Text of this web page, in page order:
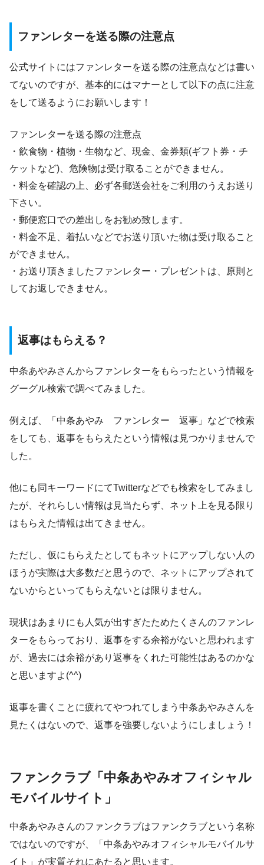
ファンレターを送る際の注意点
公式サイトにはファンレターを送る際の注意点などは書い
てないのですが、基本的にはマナーとして以下の点に注意
をして送るようにお願いします！
ファンレターを送る際の注意点
・飲食物・植物・生物など、現金、金券類(ギフト券・チ
ケットなど)、危険物は受け取ることができません。
・料金を確認の上、必ず各郵送会社をご利用のうえお送り
下さい。
・郵便窓口での差出しをお勧め致します。
・料金不足、着払いなどでお送り頂いた物は受け取ること
ができません。
・お送り頂きましたファンレター・プレゼントは、原則と
してお返しできません。
返事はもらえる？
中条あやみさんからファンレターをもらったという情報を
グーグル検索で調べてみました。
例えば、「中条あやみ ファンレター 返事」などで検索
をしても、返事をもらえたという情報は見つかりませんで
した。
他にも同キーワードにてTwitterなどでも検索をしてみまし
たが、それらしい情報は見当たらず、ネット上を見る限り
はもらえた情報は出てきません。
ただし、仮にもらえたとしてもネットにアップしない人の
ほうが実際は大多数だと思うので、ネットにアップされて
ないからといってもらえないとは限りません。
現状はあまりにも人気が出すぎたためたくさんのファンレ
ターをもらっており、返事をする余裕がないと思われます
が、過去には余裕があり返事をくれた可能性はあるのかな
と思いますよ(^^)
返事を書くことに疲れてやつれてしまう中条あやみさんを
見たくはないので、返事を強要しないようにしましょう！
ファンクラブ「中条あやみオフィシャル
モバイルサイト」
中条あやみさんのファンクラブはファンクラブという名称
ではないのですが、「中条あやみオフィシャルモバイルサ
イト」が実質それにあたると思います。